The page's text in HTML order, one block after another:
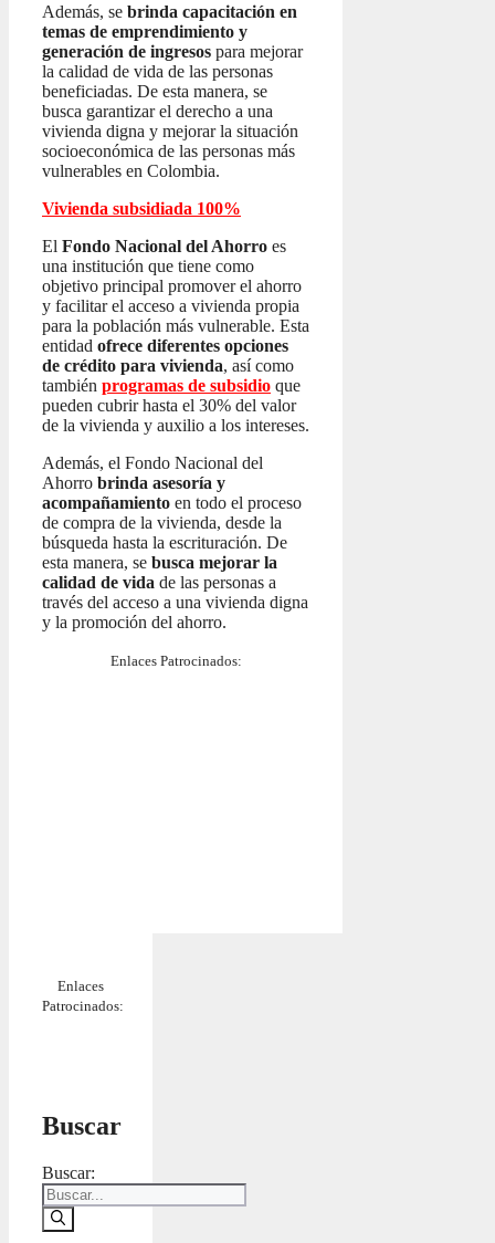
Además, se brinda capacitación en
temas de emprendimiento y
generación de ingresos para mejorar
la calidad de vida de las personas
beneficiadas. De esta manera, se
busca garantizar el derecho a una
vivienda digna y mejorar la situación
socioeconómica de las personas más
vulnerables en Colombia.
Vivienda subsidiada 100%
El Fondo Nacional del Ahorro es
una institución que tiene como
objetivo principal promover el ahorro
y facilitar el acceso a vivienda propia
para la población más vulnerable. Esta
entidad ofrece diferentes opciones
de crédito para vivienda, así como
también programas de subsidio que
pueden cubrir hasta el 30% del valor
de la vivienda y auxilio a los intereses.
Además, el Fondo Nacional del
Ahorro brinda asesoría y
acompañamiento en todo el proceso
de compra de la vivienda, desde la
búsqueda hasta la escrituración. De
esta manera, se busca mejorar la
calidad de vida de las personas a
través del acceso a una vivienda digna
y la promoción del ahorro.
Enlaces Patrocinados:
Enlaces
Patrocinados:
Buscar
Buscar: